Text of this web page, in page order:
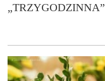
„TRZYGODZINNA”